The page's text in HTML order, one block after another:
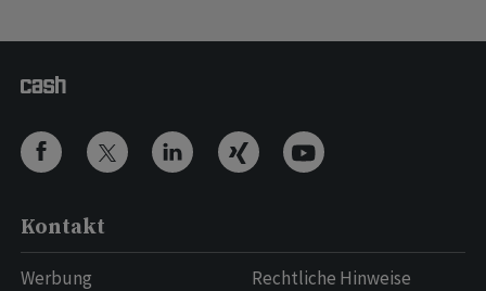
Kontakt
Werbung
Rechtliche Hinweise